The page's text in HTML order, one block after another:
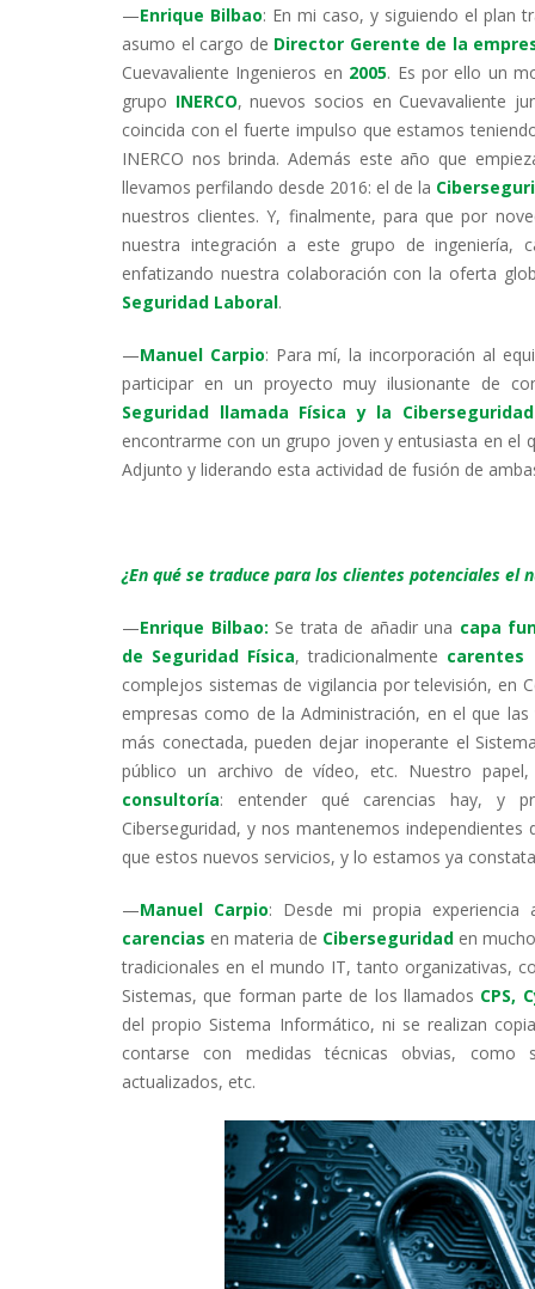
—Enrique Bilbao: En mi caso, y siguiendo el plan
asumo el cargo de Director Gerente de la
Cuevavaliente Ingenieros en 2005. Es por ello un
grupo INERCO, nuevos socios en Cuevavaliente
coincida con el fuerte impulso que estamos
INERCO nos brinda. Además este año que
llevamos perfilando desde 2016: el de la
nuestros clientes. Y, finalmente, para que por
nuestra integración a este grupo de ingeniería,
enfatizando nuestra colaboración con la oferta
Seguridad Laboral.
—Manuel Carpio: Para mí, la incorporación al
participar en un proyecto muy ilusionante de
Seguridad llamada Física y la
encontrarme con un grupo joven y entusiasta en
Adjunto y liderando esta actividad de fusión de
¿En qué se traduce para los clientes potenciales el
—Enrique Bilbao: Se trata de añadir una capa
de Seguridad Física, tradicionalmente carentes
complejos sistemas de vigilancia por televisión, en
empresas como de la Administración, en el que
más conectada, pueden dejar inoperante el
público un archivo de vídeo, etc. Nuestro
consultoría: entender qué carencias hay, y
Ciberseguridad, y nos mantenemos
que estos nuevos servicios, y lo estamos ya
—Manuel Carpio: Desde mi propia experiencia
carencias en materia de Ciberseguridad en
tradicionales en el mundo IT, tanto organizativas,
Sistemas, que forman parte de los llamados CPS,
del propio Sistema Informático, ni se realizan
contarse con medidas técnicas obvias, como
actualizados, etc.